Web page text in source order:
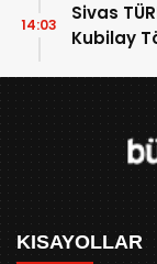
Sivas
Kubilay
14:03
KISAYOLLAR